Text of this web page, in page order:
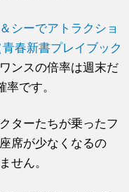
シーでアトラクショ
春新書プレイブック
ンスの倍率は週末だ
です。
ターたちが乗ったフ
席が少なくなるの
せん。